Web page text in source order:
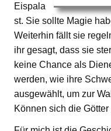
Eispala
st. Sie sollte Magie
Weiterhin fällt sie
ihr gesagt, dass sie
keine Chance als
werden, wie ihre
ausgewählt, um zur
Können sich die